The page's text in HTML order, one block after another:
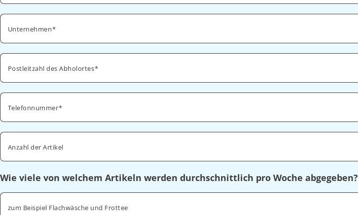
Unternehmen
Postleitzahl des Abholortes
Telefonnummer
Anzahl der Artikel
Wie viele von welchem Artikeln werden durchschnittlich pro Woche abgegeben?
zum Beispiel Flachwäsche und Frottee